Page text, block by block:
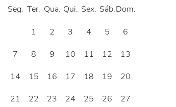
Seg. Ter. Qua. Qui. Sex. Sáb.Dom.
1 2 3 4 5
6
7
8 9 10 11 12
13
14
15 16 17 18 19
20
21
22 23 24 25 26
27